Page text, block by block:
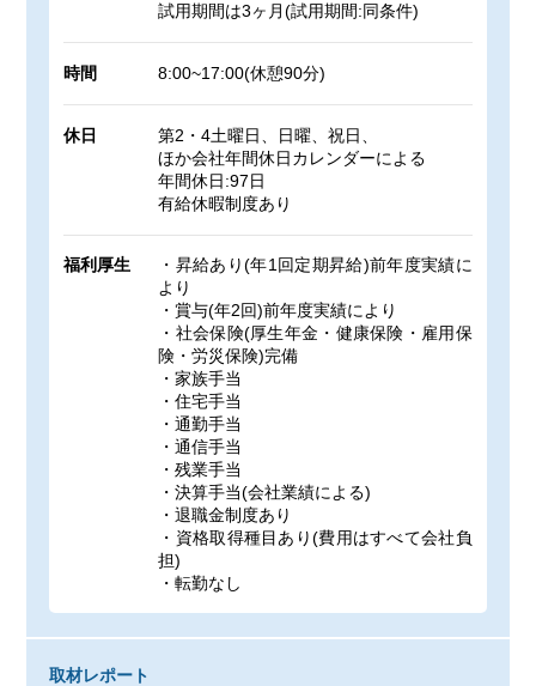
試用期間は3ヶ月(試用期間:同条件)
時間 8:00~17:00(休憩90分)
休日
第2・4土曜日、日曜、祝日、
ほか会社年間休日カレンダーによる
年間休日:97日
有給休暇制度あり
福利厚生
・昇給あり(年1回定期昇給)前年度実績に
より
・賞与(年2回)前年度実績により
・社会保険(厚生年金・健康保険・雇用保
険・労災保険)完備
・家族手当
・住宅手当
・通勤手当
・通信手当
・残業手当
・決算手当(会社業績による)
・退職金制度あり
・資格取得種目あり(費用はすべて会社負
担)
・転勤なし
取材レポート